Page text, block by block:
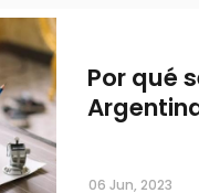
Por qué
06 Jun, 2023